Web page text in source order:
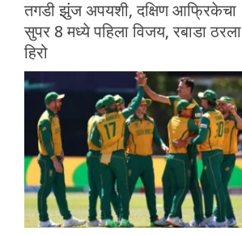
तगडी झुंज अपयशी, दक्षिण आफ्रिकेचा
सुपर 8 मध्ये पहिला विजय, रबाडा ठरला
हिरो